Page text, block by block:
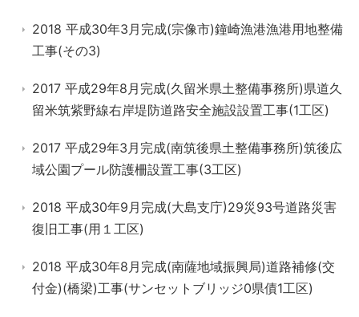
2018 平成30年3月完成(宗像市)鐘崎漁港漁港用地整備
工事(その3)
2017 平成29年8月完成(久留米県土整備事務所)県道久
留米筑紫野線右岸堤防道路安全施設設置工事(1工区)
2017 平成29年3月完成(南筑後県土整備事務所)筑後広
域公園プール防護柵設置工事(3工区)
2018 平成30年9月完成(大島支庁)29災93号道路災害
復旧工事(用１工区)
2018 平成30年8月完成(南薩地域振興局)道路補修(交
付金)(橋梁)工事(サンセットブリッジ0県債1工区)